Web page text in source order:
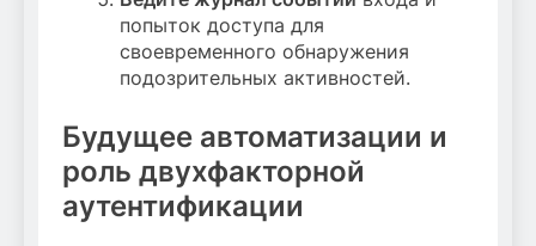
попыток доступа для
своевременного обнаружения
подозрительных активностей.
Будущее автоматизации и
роль двухфакторной
аутентификации